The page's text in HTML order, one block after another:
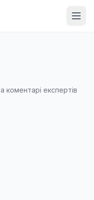
експертів